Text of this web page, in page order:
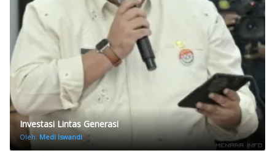
Investasi Lintas Generasi
Oleh: Medi Iswandi